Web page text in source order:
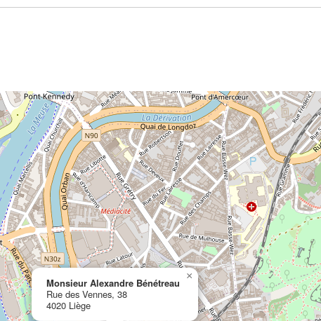
Monsieur Alexandre Bénétreau
Rue des Vennes, 38
4020 Liège
×